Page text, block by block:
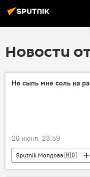
Новости
Не сыпь мне соль на
26 июня, 23:59
Sputnik Молдова 🇲🇩